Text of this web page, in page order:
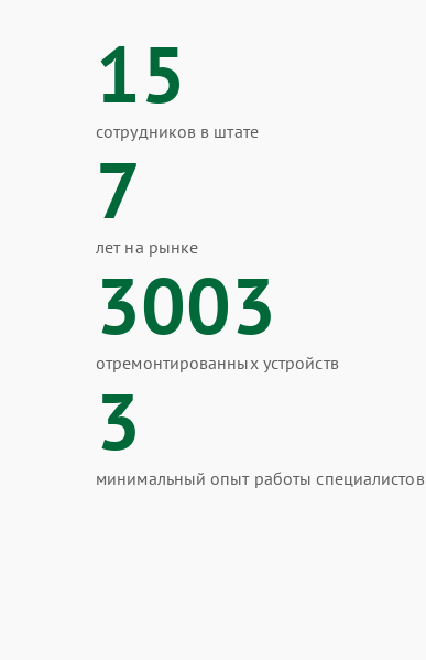
15
сотрудников в штате
7
лет на рынке
3003
отремонтированных устройств
3
минимальный опыт работы специалистов